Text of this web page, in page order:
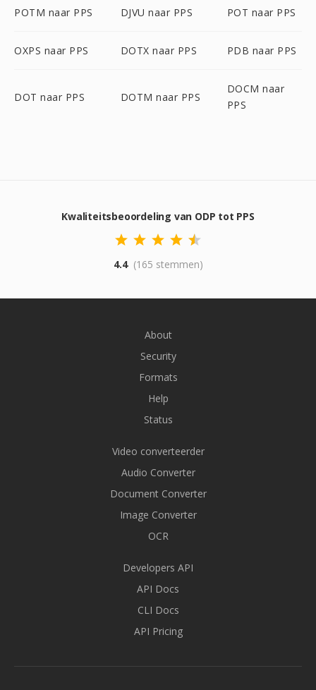
POTM naar PPS DJVU naar PPS POT naar PPS
OXPS naar PPS DOTX naar PPS PDB naar PPS
DOT naar PPS DOTM naar PPS
DOCM naar
PPS
Kwaliteitsbeoordeling van ODP tot PPS
4.4 (165 stemmen)
About
Security
Formats
Help
Status
Video converteerder
Audio Converter
Document Converter
Image Converter
OCR
Developers API
API Docs
CLI Docs
API Pricing